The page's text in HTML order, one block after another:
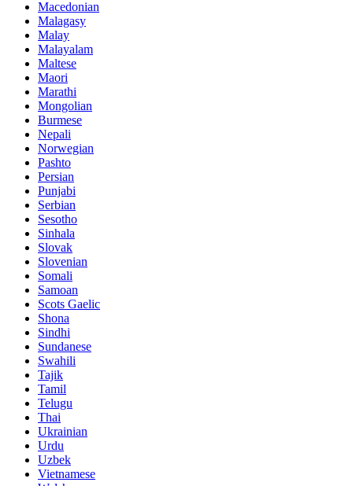
Macedonian
Malagasy
Malay
Malayalam
Maltese
Maori
Marathi
Mongolian
Burmese
Nepali
Norwegian
Pashto
Persian
Punjabi
Serbian
Sesotho
Sinhala
Slovak
Slovenian
Somali
Samoan
Scots Gaelic
Shona
Sindhi
Sundanese
Swahili
Tajik
Tamil
Telugu
Thai
Ukrainian
Urdu
Uzbek
Vietnamese